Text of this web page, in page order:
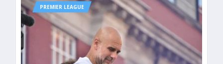
PREMIER LEAGUE